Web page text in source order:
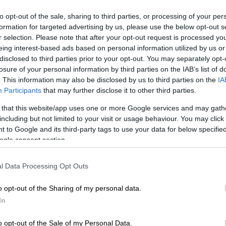
opt-out of the sale, sharing to third parties, or processing of your
for targeted advertising by us, please use the below opt-out
selection. Please note that after your opt-out request is processed
interest-based ads based on personal information utilized by us
to third parties prior to your opt-out. You may separately
of your personal information by third parties on the IAB’s list of
This information may also be disclosed by us to third parties on the
Participants that may further disclose it to other third parties.
that this website/app uses one or more Google services and may
but not limited to your visit or usage behaviour. You may
to Google and its third-party tags to use your data for below
consent section.
Data Processing Opt Outs
opt-out of the Sharing of my personal data.
opt-out of the Sale of my Personal Data.
παραγωγός και DJ, δανείζει τη φωνή του
της Paramount, «
υβριδική ταινία κινουμένων σχεδίων,
σταρ, τη
και τους Τζέιμς Κόρντεν, Νικ
Σπένσερ, Κερτ Ράσελ και άλλους.